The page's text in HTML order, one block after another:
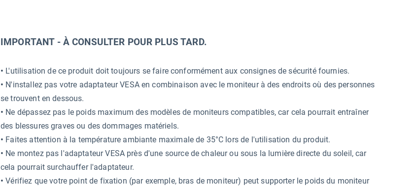
IMPORTANT - À CONSULTER POUR PLUS TARD.
• L'utilisation de ce produit doit toujours se faire conformément aux consignes de sécurité fournies.
• N'installez pas votre adaptateur VESA en combinaison avec le moniteur à des endroits où des personnes
se trouvent en dessous.
• Ne dépassez pas le poids maximum des modèles de moniteurs compatibles, car cela pourrait entraîner
des blessures graves ou des dommages matériels.
• Faites attention à la température ambiante maximale de 35°C lors de l'utilisation du produit.
• Ne montez pas l'adaptateur VESA près d'une source de chaleur ou sous la lumière directe du soleil, car
cela pourrait surchauffer l'adaptateur.
• Vérifiez que votre point de fixation (par exemple, bras de moniteur) peut supporter le poids du moniteur